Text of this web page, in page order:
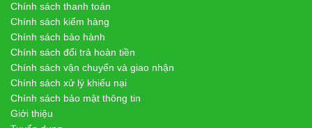
Chính sách thanh toán
Chính sách kiểm hàng
Chính sách bảo hành
Chính sách đổi trả hoàn tiền
Chính sách vận chuyển và giao nhận
Chính sách xử lý khiếu nại
Chính sách bảo mật thông tin
Giới thiệu